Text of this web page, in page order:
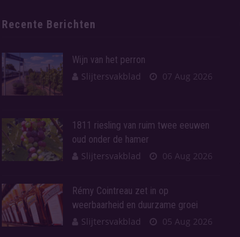
Recente Berichten
Wijn van het perron
Slijtersvakblad
07 Aug 2026
1811 riesling van ruim twee eeuwen
oud onder de hamer
Slijtersvakblad
06 Aug 2026
Rémy Cointreau zet in op
weerbaarheid en duurzame groei
Slijtersvakblad
05 Aug 2026